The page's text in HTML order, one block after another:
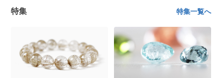
特集 特集一覧へ